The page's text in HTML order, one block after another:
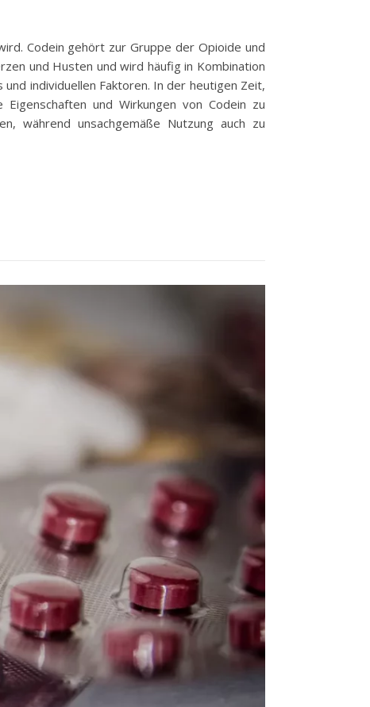
Codein gehört zur Gruppe der Opioide und
und Husten und wird häufig in Kombination
individuellen Faktoren. In der heutigen Zeit,
und Wirkungen von Codein zu
während unsachgemäße Nutzung auch zu